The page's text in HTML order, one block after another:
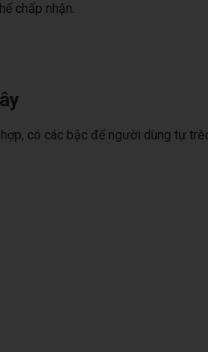
chấp nhận.
có các bậc để người dùng tự